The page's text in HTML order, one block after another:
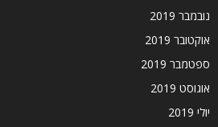
נובמבר 2019
אוקטובר 2019
ספטמבר 2019
אוגוסט 2019
יולי 2019